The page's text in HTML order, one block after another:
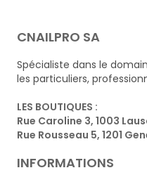
CNAILPRO SA
Spécialiste dans le
les particuliers,
LES BOUTIQUES :
Rue Caroline 3, 1003
Rue Rousseau 5, 1201
INFORMATIONS